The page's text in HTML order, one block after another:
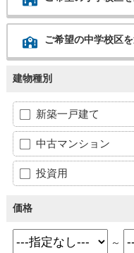
ご希望の中学校区
建物種別
新築一戸建て
中古マンション
投資用
価格
～